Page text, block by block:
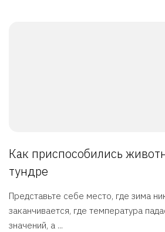
Как приспособились
тундре
Представьте себе место, где зима
заканчивается, где температура
значений, а ...